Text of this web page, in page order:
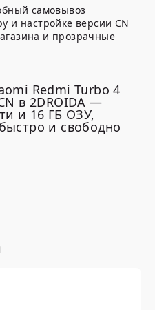
самовывоз
и настройке версии CN
и прозрачные
Redmi Turbo 4
в 2DROIDA —
и 16 ГБ ОЗУ,
и свободно